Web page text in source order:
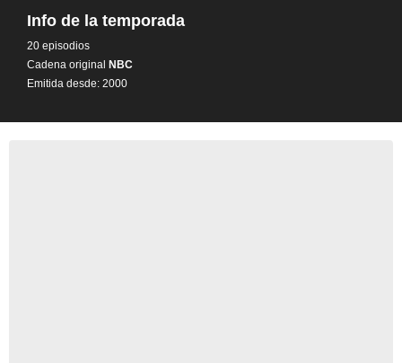
Info de la temporada
20 episodios
Cadena original NBC
Emitida desde: 2000